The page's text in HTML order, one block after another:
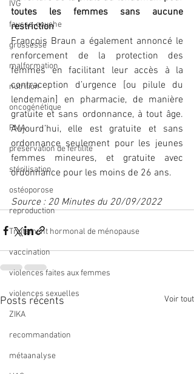
IVG
fausse-couche
grossesse
malformation
nutrition
oncogénétique
PMA
préservation de fertilité
stérilisation
ostéoporose
reproduction
Traitement hormonal de ménopause
vaccination
violences faites aux femmes
violences sexuelles
ZIKA
recommandation
métaanalyse
toutes les femmes sans aucune
restriction
François Braun a également annoncé le
renforcement de la protection des
femmes en facilitant leur accès à la
contraception d’urgence [ou pilule du
lendemain] en pharmacie, de manière
gratuite et sans ordonnance, à tout âge.
Aujourd’hui, elle est gratuite et sans
ordonnance seulement pour les jeunes
femmes mineures, et gratuite avec
ordonnance pour les moins de 26 ans.
Source : 20 Minutes du 20/09/2022
Posts récents Voir tout